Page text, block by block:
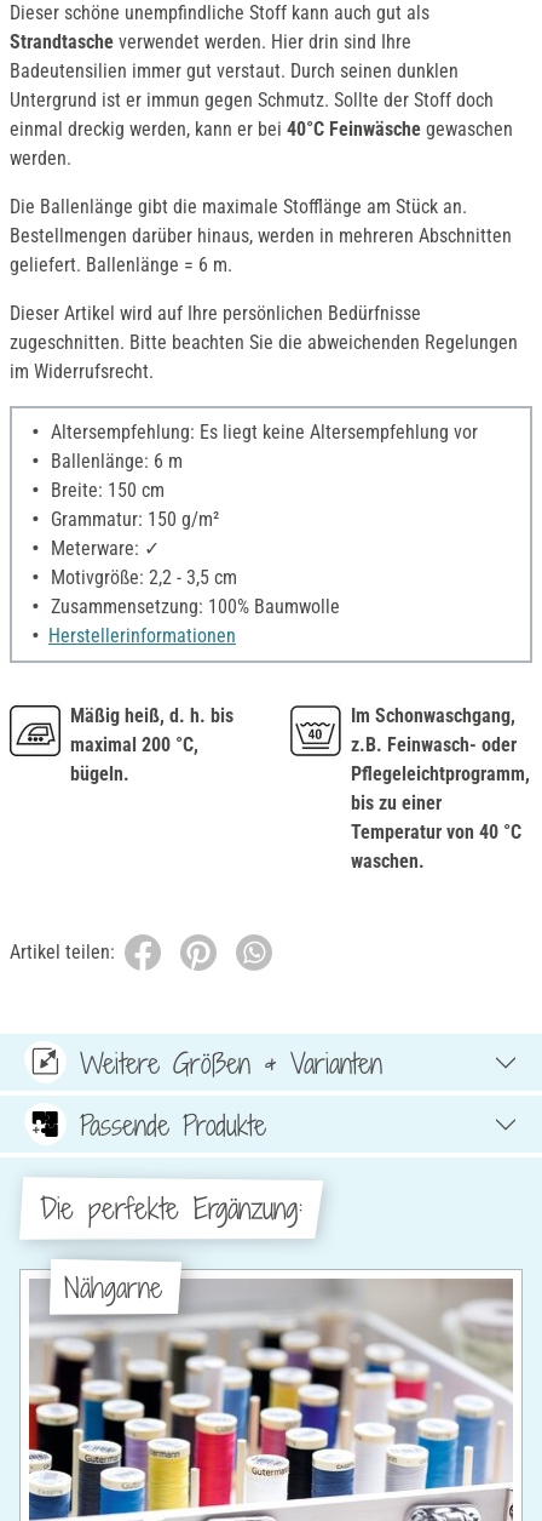
Dieser schöne unempfindliche Stoff kann auch gut als
Strandtasche verwendet werden. Hier drin sind Ihre
Badeutensilien immer gut verstaut. Durch seinen dunklen
Untergrund ist er immun gegen Schmutz. Sollte der Stoff doch
einmal dreckig werden, kann er bei 40°C Feinwäsche gewaschen
werden.
Die Ballenlänge gibt die maximale Stofflänge am Stück an.
Bestellmengen darüber hinaus, werden in mehreren Abschnitten
geliefert. Ballenlänge = 6 m.
Dieser Artikel wird auf Ihre persönlichen Bedürfnisse
zugeschnitten. Bitte beachten Sie die abweichenden Regelungen
im Widerrufsrecht.
Altersempfehlung: Es liegt keine Altersempfehlung vor
Ballenlänge: 6 m
Breite: 150 cm
Grammatur: 150 g/m²
Meterware: ✓
Motivgröße: 2,2 - 3,5 cm
Zusammensetzung: 100% Baumwolle
Herstellerinformationen
Mäßig heiß, d. h. bis
maximal 200 °C,
bügeln.
Im Schonwaschgang,
z.B. Feinwasch- oder
Pflegeleichtprogramm,
bis zu einer
Temperatur von 40 °C
waschen.
Artikel teilen:
Weitere Größen & Varianten
Passende Produkte
Die perfekte Ergänzung:
Nähgarne